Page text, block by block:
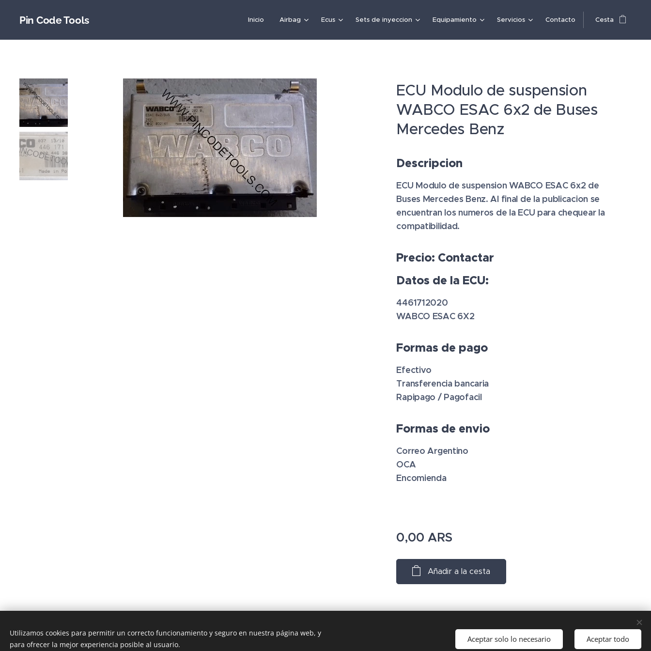
Pin Code Tools Inicio Airbag Ecus Sets de inyeccion Equipamiento Servicios Contacto Cesta
ECU Modulo de suspension
WABCO ESAC 6x2 de Buses
Mercedes Benz
Descripcion
ECU Modulo de suspension WABCO ESAC 6x2 de
Buses Mercedes Benz. Al final de la publicacion se
encuentran los numeros de la ECU para chequear la
compatibilidad.
Precio: Contactar
Datos de la ECU:
4461712020
WABCO ESAC 6X2
Formas de pago
Efectivo
Transferencia bancaria
Rapipago / Pagofacil
Formas de envio
Correo Argentino
OCA
Encomienda
0,00 ARS
Añadir a la cesta
Utilizamos cookies para permitir un correcto funcionamiento y seguro en nuestra página web, y
para ofrecer la mejor experiencia posible al usuario.
Aceptar solo lo necesario Aceptar todo